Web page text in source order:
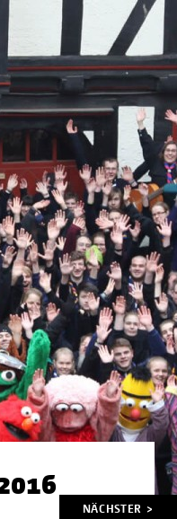
Artikelnavigation
NÄCHSTER >